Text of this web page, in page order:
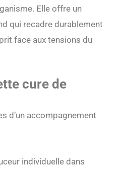
Elle offre un
qui recadre durablement
face aux tensions du
cure de
d’un accompagnement
individuelle dans